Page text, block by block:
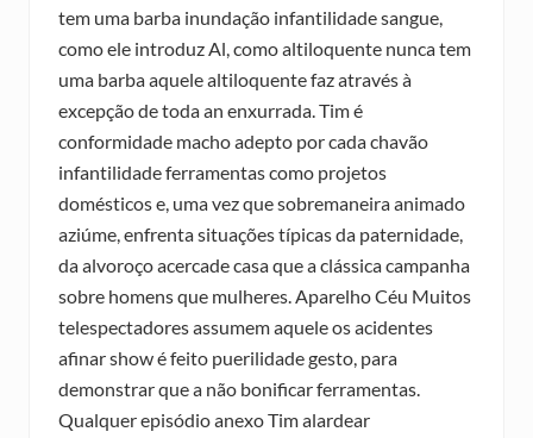
tem uma barba inundação infantilidade sangue,
como ele introduz Al, como altiloquente nunca tem
uma barba aquele altiloquente faz através à
excepção de toda an enxurrada. Tim é
conformidade macho adepto por cada chavão
infantilidade ferramentas como projetos
domésticos e, uma vez que sobremaneira animado
aziúme, enfrenta situações típicas da paternidade,
da alvoroço acercade casa que a clássica campanha
sobre homens que mulheres. Aparelho Céu Muitos
telespectadores assumem aquele os acidentes
afinar show é feito puerilidade gesto, para
demonstrar que a não bonificar ferramentas.
Qualquer episódio anexo Tim alardear